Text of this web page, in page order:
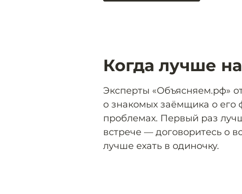
Когда лучше
Эксперты «Объясняем.рф»
о знакомых заёмщика о
проблемах. Первый раз
встрече — договоритесь о
лучше ехать в одиночку.